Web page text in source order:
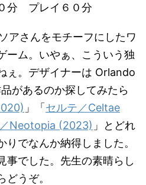
分 プレイ６０分
アさんをモチーフにしたワ
ーム。いやぁ、こういう独
ぇ。デザイナーは Orlando
があるのか探してみたら
」「セルテ／Celtae
Neotopia (2023) 」とどれ
りでなんか納得しました。
事でした。先生の素晴らし
どうぞ。